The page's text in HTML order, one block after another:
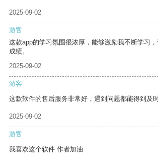
2025-09-02
游客
这款app的学习氛围很浓厚，能够激励我不断学习
成绩。
2025-09-02
游客
这款软件的售后服务非常好，遇到问题都能得到及时
2025-09-02
游客
我喜欢这个软件 作者加油